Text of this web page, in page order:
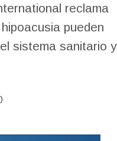
reclama
pueden
sistema sanitario y